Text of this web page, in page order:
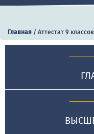
Главная / Аттестат 9